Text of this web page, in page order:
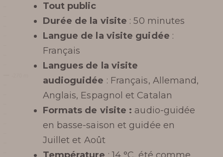
RÉCOMPENSES /
DISTINCTIONS
RÉSERVER
Tout public
Durée de la visite : 50 minutes
Langue de la visite guidée :
Français
Langues de la visite
audioguidée : Français, Allemand,
Anglais, Espagnol et Catalan
Formats de visite : audio-guidée
en basse-saison et guidée en
Juillet et Août